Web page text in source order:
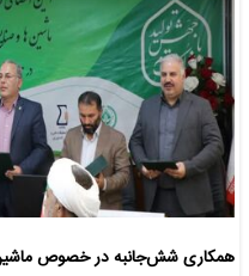
همکاری شش‌جانبه در خصوص